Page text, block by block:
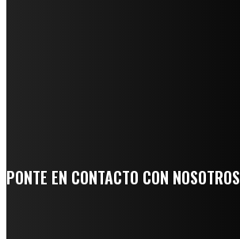
PONTE EN CONTACTO CON NOSOTROS